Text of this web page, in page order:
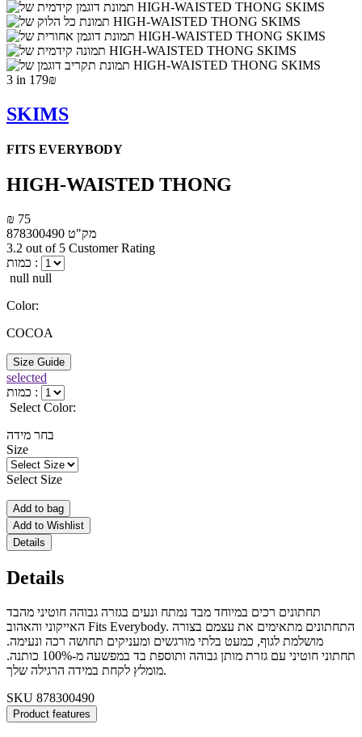
3 in 179₪
SKIMS
FITS EVERYBODY
HIGH-WAISTED THONG
₪ 75
מק"ט 878300490
3.2 out of 5 Customer Rating
כמות :
null null
Color:
COCOA
Size Guide
selected
כמות :
Select Color:
בחר מידה
Size
Select Size
Add to bag
Add to Wishlist
Details
Details
תחתונים רכים במיוחד מבד נמתח ונעים בגזרה גבוהה חוטיני מהבד
האייקוני והאהוב Fits Everybody. התחתונים מתאימים את עצמם בצורה
מושלמת לגוף, כמעט בלתי מורגשים ומעניקים תחושה רכה ונעימה.
תחתוני חוטיני עם גזרת מותן גבוהה ותוספת בד במפשעה מ-100% כותנה.
מומלץ לקחת במידה הרגילה שלך.
SKU 878300490
Product features